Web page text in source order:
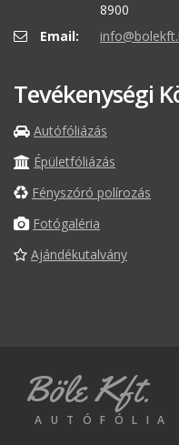
8900
Email:
Tevékenységi
Autófóliázás
Épületfóliázás
Fényszóró polírozás
Fotógaléria
Ajándékutalvány
Böle Kft.
AUTÓFÓLIA